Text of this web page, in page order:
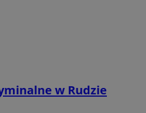
w Rudzie